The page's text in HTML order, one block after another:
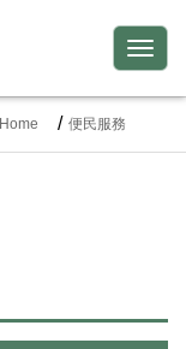
Home 便民服務